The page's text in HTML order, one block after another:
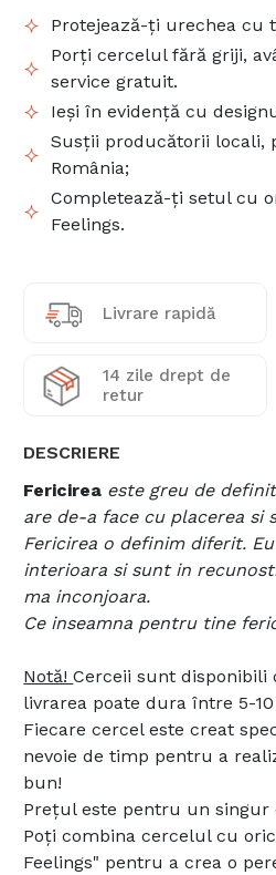
Protejează-ți urechea cu
Porți cercelul fără griji,
service gratuit.
Ieși în evidență cu
Susții producătorii locali,
România;
Completează-ți setul cu
Feelings.
Livrare rapidă
14 zile drept de
retur
DESCRIERE
Fericirea este greu de
are de-a face cu placerea si
Fericirea o definim diferit.
interioara si sunt in
ma inconjoara.
Ce inseamna pentru tine
Notă!Cerceii sunt disponibili
livrarea poate dura între 5-
Fiecare cercel este creat
nevoie de timp pentru a
bun!
Prețul este pentru un
Poți combina cercelul cu
Feelings" pentru a crea o